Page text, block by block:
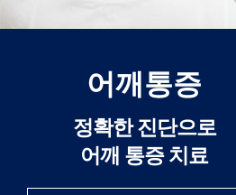
어깨통증
정확한 진단으로
어깨 통증 치료